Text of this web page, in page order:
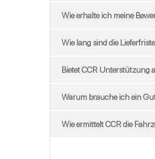
Wie erhalte ich meine
Wie lang sind die
Bietet CCR Unterstützung
Warum brauche ich ein
Wie ermittelt CCR die